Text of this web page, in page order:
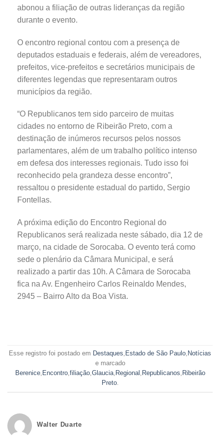
abonou a filiação de outras lideranças da região
durante o evento.
O encontro regional contou com a presença de
deputados estaduais e federais, além de vereadores,
prefeitos, vice-prefeitos e secretários municipais de
diferentes legendas que representaram outros
municípios da região.
“O Republicanos tem sido parceiro de muitas
cidades no entorno de Ribeirão Preto, com a
destinação de inúmeros recursos pelos nossos
parlamentares, além de um trabalho político intenso
em defesa dos interesses regionais. Tudo isso foi
reconhecido pela grandeza desse encontro”,
ressaltou o presidente estadual do partido, Sergio
Fontellas.
A próxima edição do Encontro Regional do
Republicanos será realizada neste sábado, dia 12 de
março, na cidade de Sorocaba. O evento terá como
sede o plenário da Câmara Municipal, e será
realizado a partir das 10h. A Câmara de Sorocaba
fica na Av. Engenheiro Carlos Reinaldo Mendes,
2945 – Bairro Alto da Boa Vista.
Esse registro foi postado em Destaques, Estado de São Paulo, Notícias
e marcado
Berenice, Encontro,filiação,Glaucia, Regional , Republicanos, Ribeirão
Preto.
Walter Duarte